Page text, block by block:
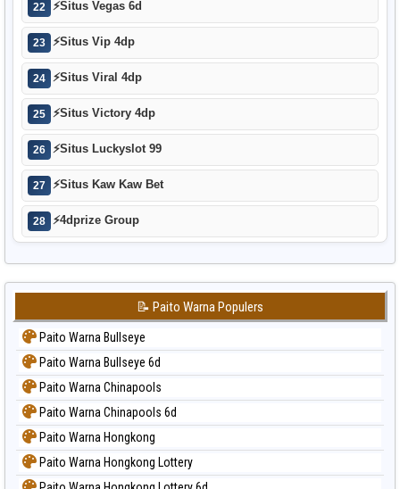
22 ⚡Situs Vegas 6d
23 ⚡Situs Vip 4dp
24 ⚡Situs Viral 4dp
25 ⚡Situs Victory 4dp
26 ⚡Situs Luckyslot 99
27 ⚡Situs Kaw Kaw Bet
28 ⚡4dprize Group
📝 Paito Warna Populers
Paito Warna Bullseye
Paito Warna Bullseye 6d
Paito Warna Chinapools
Paito Warna Chinapools 6d
Paito Warna Hongkong
Paito Warna Hongkong Lottery